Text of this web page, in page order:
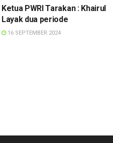
Ketua PWRI Tarakan : Khairul
Layak dua periode
16 SEPTEMBER 2024